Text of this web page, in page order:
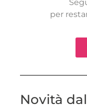
per
Novità